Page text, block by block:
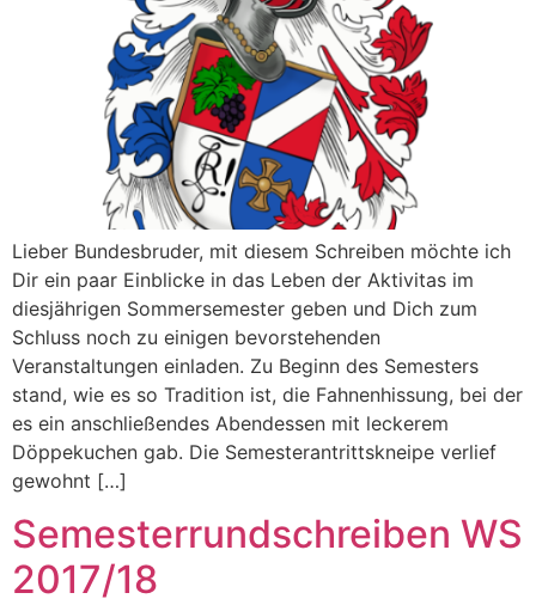
Lieber Bundesbruder, mit diesem Schreiben möchte ich
Dir ein paar Einblicke in das Leben der Aktivitas im
diesjährigen Sommersemester geben und Dich zum
Schluss noch zu einigen bevorstehenden
Veranstaltungen einladen. Zu Beginn des Semesters
stand, wie es so Tradition ist, die Fahnenhissung, bei der
es ein anschließendes Abendessen mit leckerem
Döppekuchen gab. Die Semesterantrittskneipe verlief
gewohnt […]
Semesterrundschreiben WS
2017/18